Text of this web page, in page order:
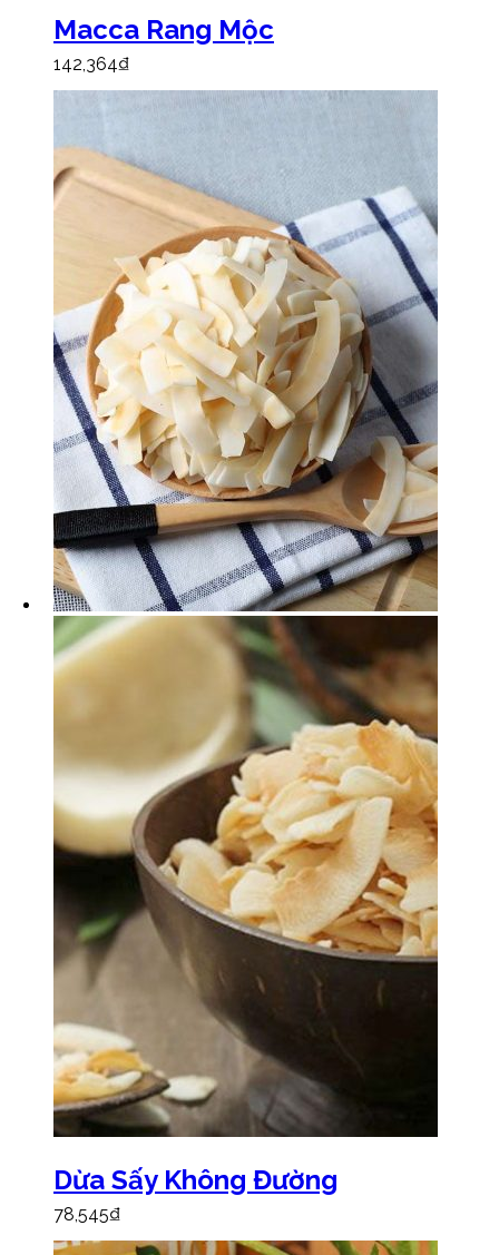
Macca Rang Mộc
142,364₫
Dừa Sấy Không Đường
78,545₫